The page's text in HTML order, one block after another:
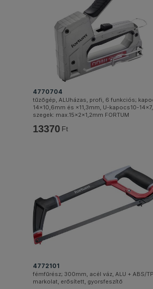
4770704
tűzőgép, ALUházas, profi, 6 funkciós;
14×10,6mm és ×11,3mm, U-kapocs10-
szegek: max.15×2×1,2mm FORTUM
13370 Ft
4772101
fémfűrész; 300mm, acél váz, ALU + ABS/
markolat, erősített, gyorsfeszítő